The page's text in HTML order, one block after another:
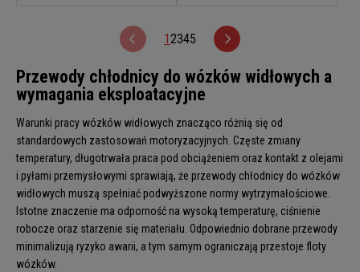
12345
Przewody chłodnicy do wózków widłowych a
wymagania eksploatacyjne
Warunki pracy wózków widłowych znacząco różnią się od
standardowych zastosowań motoryzacyjnych. Częste zmiany
temperatury, długotrwała praca pod obciążeniem oraz kontakt z olejami
i pyłami przemysłowymi sprawiają, że przewody chłodnicy do wózków
widłowych muszą spełniać podwyższone normy wytrzymałościowe.
Istotne znaczenie ma odporność na wysoką temperaturę, ciśnienie
robocze oraz starzenie się materiału. Odpowiednio dobrane przewody
minimalizują ryzyko awarii, a tym samym ograniczają przestoje floty
wózków.